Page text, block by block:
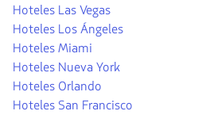
Hoteles Las Vegas
Hoteles Los Ángeles
Hoteles Miami
Hoteles Nueva York
Hoteles Orlando
Hoteles San Francisco